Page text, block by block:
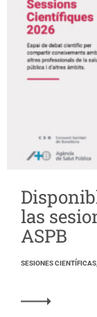
las
ASPB
SESIONES